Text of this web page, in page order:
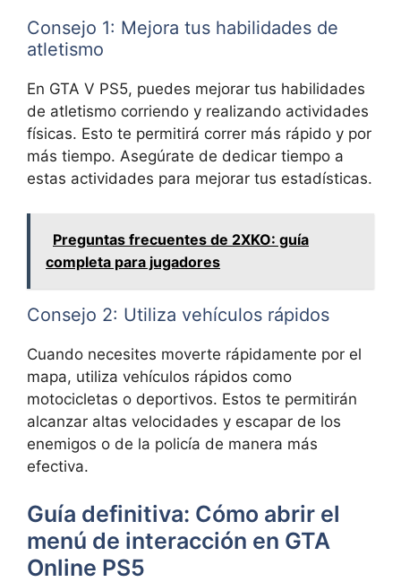
Consejo 1: Mejora tus habilidades de
atletismo
En GTA V PS5, puedes mejorar tus habilidades
de atletismo corriendo y realizando actividades
físicas. Esto te permitirá correr más rápido y por
más tiempo. Asegúrate de dedicar tiempo a
estas actividades para mejorar tus estadísticas.
Preguntas frecuentes de 2XKO: guía
completa para jugadores
Consejo 2: Utiliza vehículos rápidos
Cuando necesites moverte rápidamente por el
mapa, utiliza vehículos rápidos como
motocicletas o deportivos. Estos te permitirán
alcanzar altas velocidades y escapar de los
enemigos o de la policía de manera más
efectiva.
Guía definitiva: Cómo abrir el
menú de interacción en GTA
Online PS5